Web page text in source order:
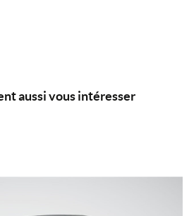
aussi vous intéresser